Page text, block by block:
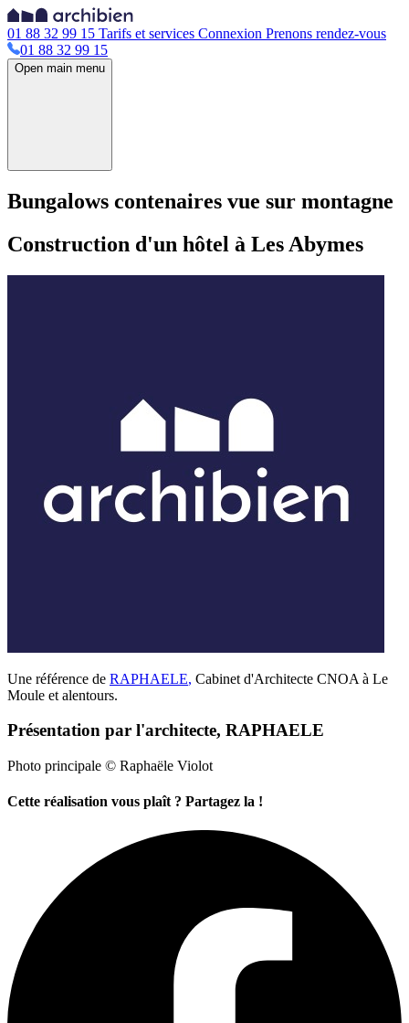
01 88 32 99 15 Tarifs et services Connexion Prenons rendez-vous
01 88 32 99 15
Open main menu
Bungalows contenaires vue sur montagne
Construction d'un hôtel à Les Abymes
Une référence de RAPHAELE, Cabinet d'Architecte CNOA à Le
Moule et alentours.
Présentation par l'architecte, RAPHAELE
Photo principale © Raphaële Violot
Cette réalisation vous plaît ? Partagez la !